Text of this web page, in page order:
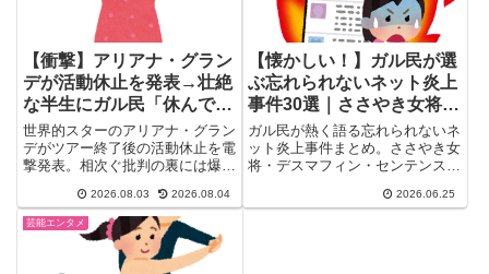
【衝撃】アリアナ・グラン
デが活動休止を発表→壮絶
な半生にガル民「休んで」
の声
世界的スターのアリアナ・グラン
デがツアー終了後の活動休止を電
撃発表。相次ぐ批判の裏には爆破
な半生があった。ガル民233人が
語った同情と応援の声、そして過
去の不倫騒動を巡る賛否両論をま
2026.08.03 2026.08.04
【懐かしい！】ガル民が選
ぶ忘れられないネット炎上
事件30選｜ささやき女将・
デスマフィン・センテンス
スプリング
ガル民が熱く語る忘れられないネ
ット炎上事件まとめ。ささやき女
将・デスマフィン・センテンスス
走中など、語り継がれる名炎上を
2026.06.25
芸能エンタメ